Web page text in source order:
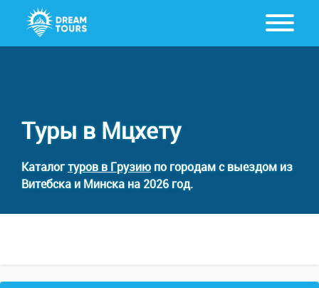
Туры в Мцхету
Каталогтуров в Грузию по городам с выездом из
Витебска и Минска на 2026 год.